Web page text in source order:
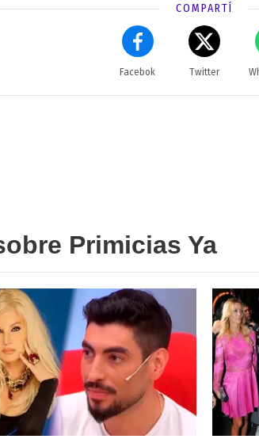
COMPARTÍ
Facebok Twitter
Primicias Ya